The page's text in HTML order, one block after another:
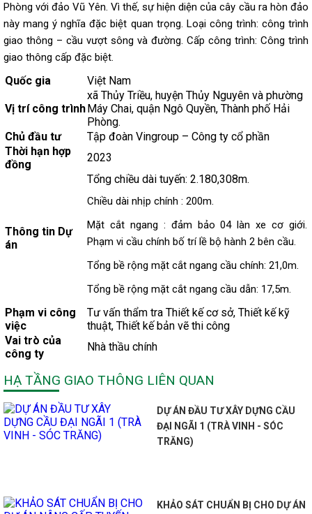
Phòng với đảo Vũ Yên. Vì thế, sự hiện diện của cây cầu ra hòn đảo
này mang ý nghĩa đặc biệt quan trọng. Loại công trình: công trình
giao thông – cầu vượt sông và đường. Cấp công trình: Công trình
giao thông cấp đặc biệt.
Quốc gia Việt Nam
Vị trí công trình
xã Thủy Triều, huyện Thủy Nguyên và phường
Máy Chai, quận Ngô Quyền, Thành phố Hải
Phòng.
Chủ đầu tư
Tập đoàn Vingroup – Công ty cổ phần
Thời hạn hợp
đồng
2023
Thông tin Dự
án
Tổng chiều dài tuyến: 2.180,308m.
Chiều dài nhịp chính : 200m.
Mặt cắt ngang : đảm bảo 04 làn xe cơ giới.
Phạm vi cầu chính bố trí lề bộ hành 2 bên cầu.
Tổng bề rộng mặt cắt ngang cầu chính: 21,0m.
Tổng bề rộng mặt cắt ngang cầu dẫn: 17,5m.
Phạm vi công
việc
Tư vấn thẩm tra Thiết kế cơ sở, Thiết kế kỹ
thuật, Thiết kế bản vẽ thi công
Vai trò của
công ty
Nhà thầu chính
HẠ TẦNG GIAO THÔNG LIÊN QUAN
DỰ ÁN ĐẦU TƯ XÂY DỰNG CẦU
ĐẠI NGÃI 1 (TRÀ VINH - SÓC
TRĂNG)
KHẢO SÁT CHUẨN BỊ CHO DỰ ÁN